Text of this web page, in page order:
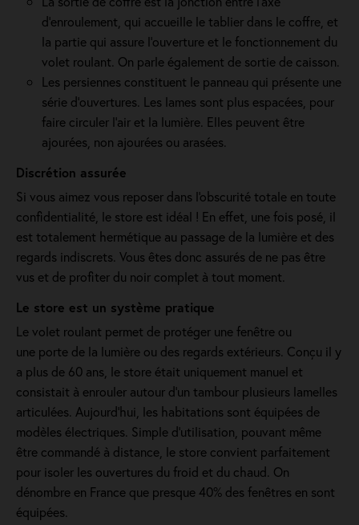
d’enroulement, qui accueille le tablier dans le coffre, et
la partie qui assure l’ouverture et le fonctionnement du
volet roulant. On parle également de sortie de caisson.
Les persiennes constituent le panneau qui présente une
série d’ouvertures. Les lames sont plus espacées, pour
faire circuler l’air et la lumière. Elles peuvent être
ajourées, non ajourées ou arasées.
Discrétion assurée
Si vous aimez vous reposer dans l'obscurité totale en toute
confidentialité, le store est idéal ! En effet, une fois posé, il
est totalement hermétique au passage de la lumière et des
regards indiscrets. Vous êtes donc assurés de ne pas être
vus et de profiter du noir complet à tout moment.
Le store est un système pratique
Le volet roulant permet de protéger une fenêtre ou
une porte de la lumière ou des regards extérieurs. Conçu il y
a plus de 60 ans, le store était uniquement manuel et
consistait à enrouler autour d'un tambour plusieurs lamelles
articulées. Aujourd'hui, les habitations sont équipées de
modèles électriques. Simple d'utilisation, pouvant même
être commandé à distance, le store convient parfaitement
pour isoler les ouvertures du froid et du chaud. On
dénombre en France que presque 40% des fenêtres en sont
équipées.